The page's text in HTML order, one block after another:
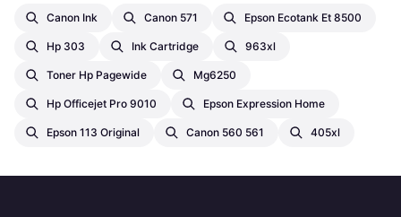
Canon Ink Canon 571 Epson Ecotank Et 8500
Hp 303 Ink Cartridge 963xl
Toner Hp Pagewide Mg6250
Hp Officejet Pro 9010 Epson Expression Home
Epson 113 Original Canon 560 561 405xl